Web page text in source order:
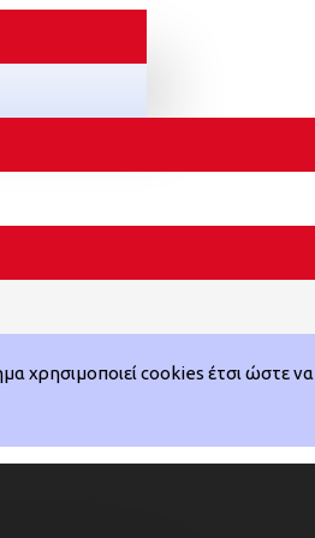
χρησιμοποιεί cookies έτσι ώστε